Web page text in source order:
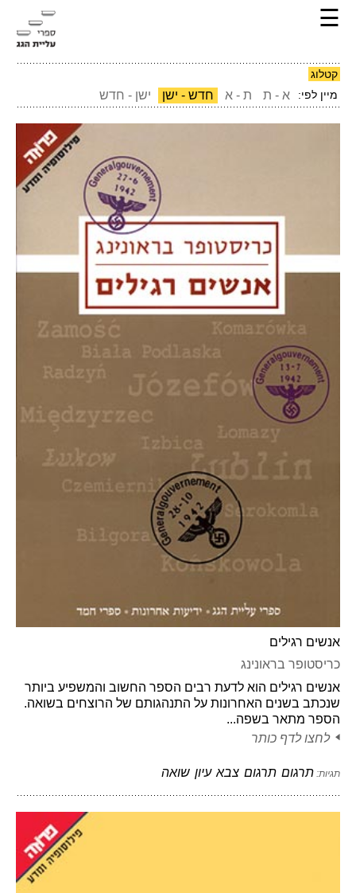
☰
קטלוג
מיין לפי:
א - ת ת - א חדש - ישן ישן - חדש
אנשים רגילים
כריסטופר בראונינג
אנשים רגילים הוא לדעת רבים הספר החשוב והמשפיע ביותר
שנכתב בשנים האחרונות על התנהגותם של הרוצחים בשואה.
הספר מתאר בשפה...
לחצו לדף כותר
תגיות: תרגום תרגום צבא עיון שואה